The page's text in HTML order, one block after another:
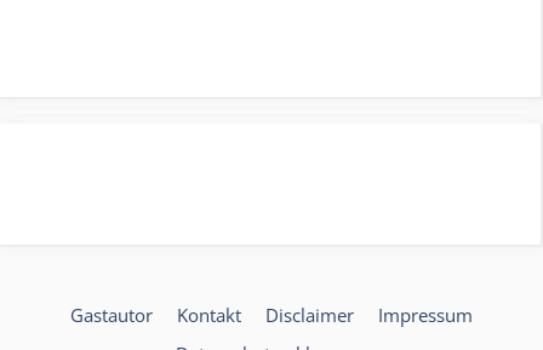
Gastautor Kontakt Disclaimer
Impressum